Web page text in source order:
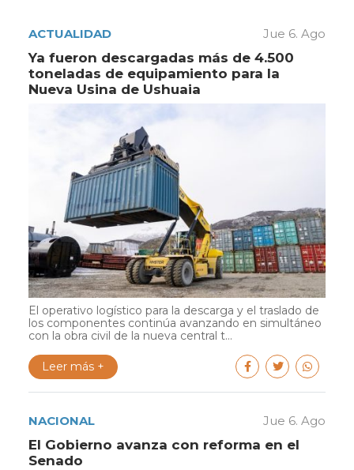
ACTUALIDAD Jue 6. Ago
Ya fueron descargadas más de 4.500
toneladas de equipamiento para la
Nueva Usina de Ushuaia
El operativo logístico para la descarga y el traslado de
los componentes continúa avanzando en simultáneo
con la obra civil de la nueva central t...
Leer más +
NACIONAL Jue 6. Ago
El Gobierno avanza con reforma en el
Senado